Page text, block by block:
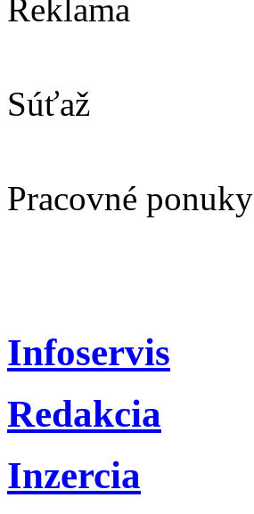
Reklama
Súťaž
Pracovné ponuky
Infoservis
Redakcia
Inzercia